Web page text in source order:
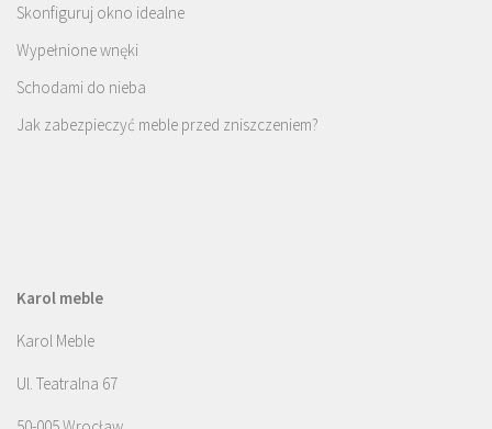
Skonfiguruj okno idealne
Wypełnione wnęki
Schodami do nieba
Jak zabezpieczyć meble przed zniszczeniem?
Karol meble
Karol Meble
Ul. Teatralna 67